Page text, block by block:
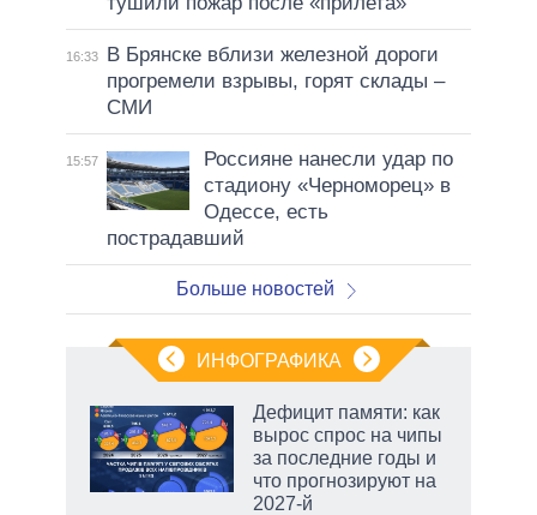
16:33
В Брянске вблизи железной дороги
прогремели взрывы, горят склады –
СМИ
15:57
Россияне нанесли удар по
стадиону «Черноморец» в
Одессе, есть
пострадавший
Больше новостей
ИНФОГРАФИКА
Дефицит памяти: как
вырос спрос на чипы
за последние годы и
что прогнозируют на
2027-й